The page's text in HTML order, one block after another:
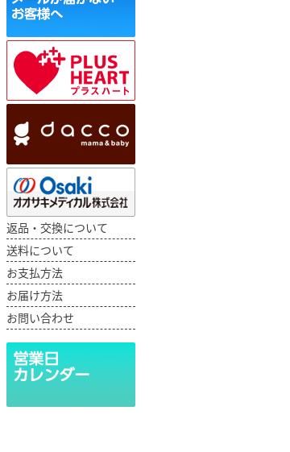
返品・交換について
送料について
お支払方法
お届け方法
お問い合わせ